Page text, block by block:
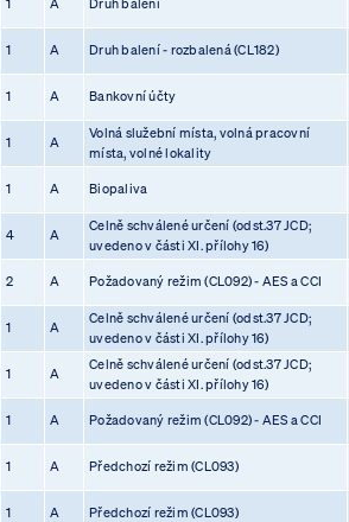
1 A Druh balení - rozbalená (CL182)
1 A Bankovní účty
1 A
Volná služební místa, volná pracovní
místa, volné lokality
1 A Biopaliva
4 A
Celně schválené určení (odst.37 JCD;
uvedeno v části XI. přílohy 16)
2 A Požadovaný režim (CL092) - AES a CCI
1 A
Celně schválené určení (odst.37 JCD;
uvedeno v části XI. přílohy 16)
1 A
Celně schválené určení (odst.37 JCD;
uvedeno v části XI. přílohy 16)
1 A Požadovaný režim (CL092) - AES a CCI
1 A Předchozí režim (CL093)
1 A Předchozí režim (CL093)